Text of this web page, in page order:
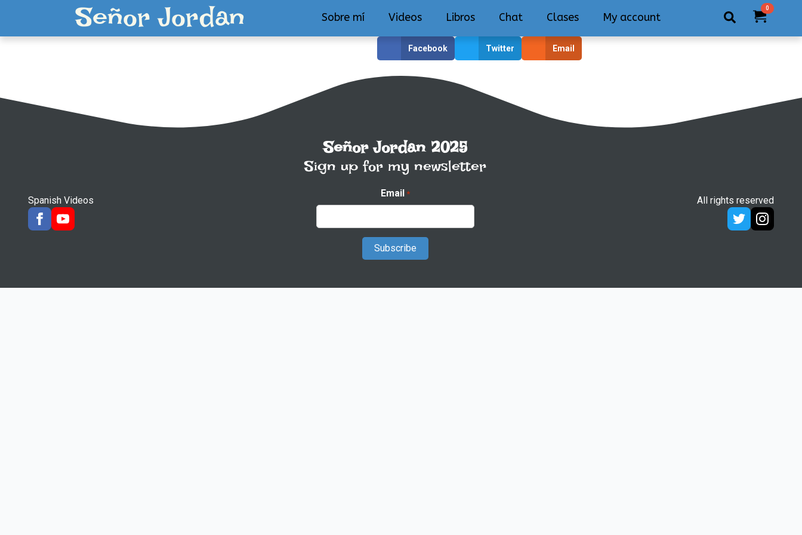
Señor Jordan Sobre mí Videos Libros Chat Clases My account
Search
0
Facebook Twitter Email
Spanish Videos
Señor Jordan 2025
Sign up for my newsletter
Email *
All rights reserved